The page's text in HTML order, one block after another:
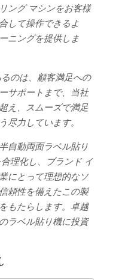
ング マシンをお客様
して操作できるよ
ニングを提供しま
のは、顧客満足への
サポートまで、当社
え、スムーズで満足
尽力しています。
自動両面ラベル貼り
理化し、ブランド イ
にとって理想的なソ
頼性を備えたこの製
もたらします。卓越
ラベル貼り機に投資